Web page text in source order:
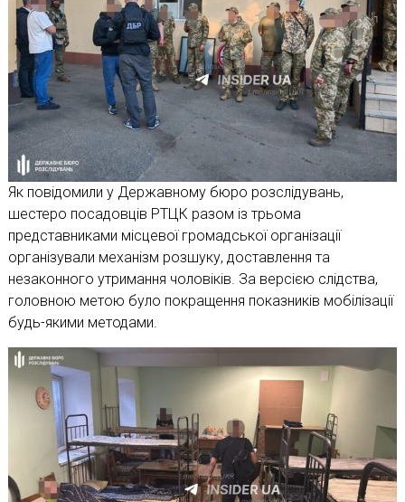
Як повідомили у Державному бюро розслідувань,
шестеро посадовців РТЦК разом із трьома
представниками місцевої громадської організації
організували механізм розшуку, доставлення та
незаконного утримання чоловіків. За версією слідства,
головною метою було покращення показників мобілізації
будь-якими методами.